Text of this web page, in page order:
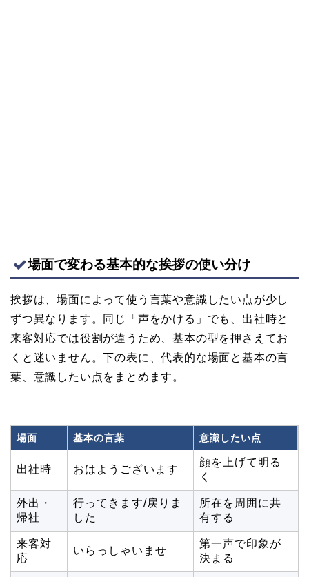
場面で変わる基本的な挨拶の使い分け
挨拶は、場面によって使う言葉や意識したい点が少し
ずつ異なります。同じ「声をかける」でも、出社時と
来客対応では役割が違うため、基本の型を押さえてお
くと迷いません。下の表に、代表的な場面と基本の言
葉、意識したい点をまとめます。
場面 基本の言葉 意識したい点
出社時 おはようございます
顔を上げて明る
く
外出・
帰社
行ってきます/戻りま
した
所在を周囲に共
有する
来客対
応
いらっしゃいませ
第一声で印象が
決まる